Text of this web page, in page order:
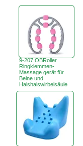
9-207 OBRoller
Ringklemmen-
Massage gerät für
Beine und
Halshalswirbelsäule